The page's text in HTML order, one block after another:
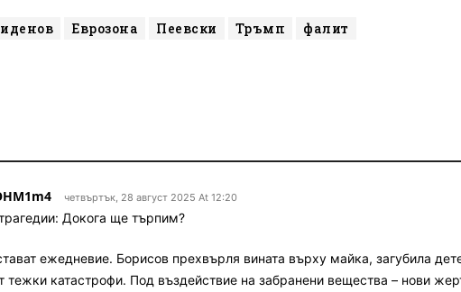
Еврозона Пеевски Тръмп фалит
четвъртък, 28 август 2025 At 12:20
Докога ще търпим?
ежедневие. Борисов прехвърля вината върху майка, загубила
катастрофи. Под въздействие на забранени вещества – нови